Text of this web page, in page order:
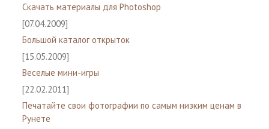
Скачать материалы для Photoshop
[07.04.2009]
Большой каталог открыток
[15.05.2009]
Веселые мини-игры
[22.02.2011]
Печатайте свои фотографии по самым низким ценам в
Рунете